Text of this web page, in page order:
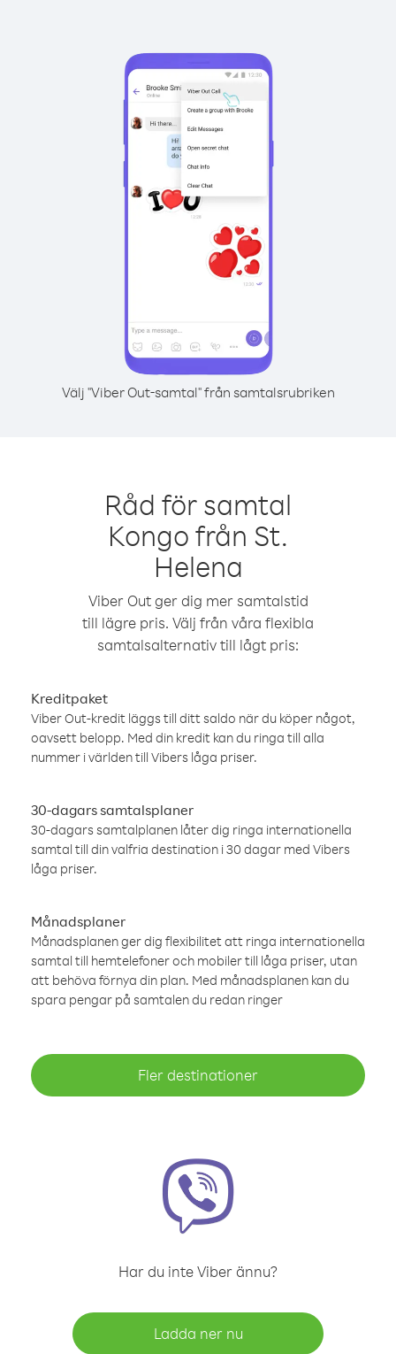
Välj "Viber Out-samtal" från samtalsrubriken
Råd för samtal
Kongo från St.
Helena
Viber Out ger dig mer samtalstid
till lägre pris. Välj från våra flexibla
samtalsalternativ till lågt pris:
Kreditpaket
Viber Out-kredit läggs till ditt saldo när du köper något,
oavsett belopp. Med din kredit kan du ringa till alla
nummer i världen till Vibers låga priser.
30-dagars samtalsplaner
30-dagars samtalplanen låter dig ringa internationella
samtal till din valfria destination i 30 dagar med Vibers
låga priser.
Månadsplaner
Månadsplanen ger dig flexibilitet att ringa internationella
samtal till hemtelefoner och mobiler till låga priser, utan
att behöva förnya din plan. Med månadsplanen kan du
spara pengar på samtalen du redan ringer
Fler destinationer
Har du inte Viber ännu?
Ladda ner nu